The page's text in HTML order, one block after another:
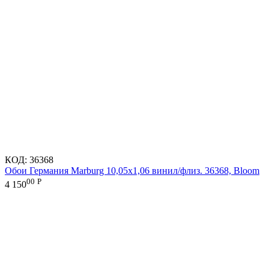
КОД: 36368
Обои Германия Marburg 10,05x1,06 винил/флиз. 36368, Bloom
4 15000 Р